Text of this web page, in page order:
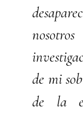
de mi
de la